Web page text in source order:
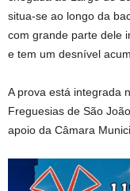
situa-se ao longo da
com grande parte dele
e tem um desnível
A prova está integrada
Freguesias de São
apoio da Câmara